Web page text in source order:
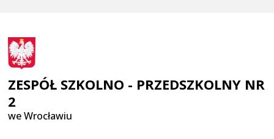
ZESPÓŁ SZKOLNO - PRZEDSZKOLNY NR
2
we Wrocławiu